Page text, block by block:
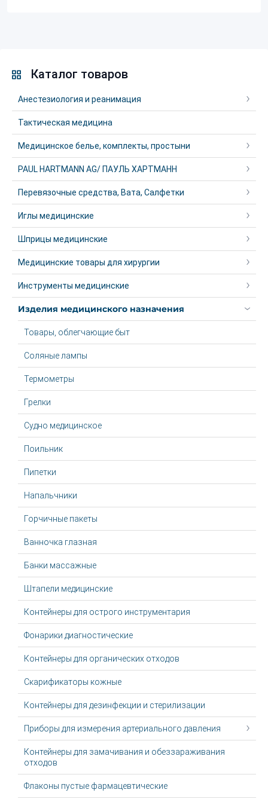
Каталог товаров
Анестезиология и реанимация
Тактическая медицина
Медицинское белье, комплекты, простыни
PAUL HARTMANN AG/ ПАУЛЬ ХАРТМАНН
Перевязочные средства, Вата, Салфетки
Иглы медицинские
Шприцы медицинские
Медицинские товары для хирургии
Инструменты медицинские
Изделия медицинского назначения
Товары, облегчающие быт
Соляные лампы
Термометры
Грелки
Судно медицинское
Поильник
Пипетки
Напальчники
Горчичные пакеты
Ванночка глазная
Банки массажные
Штапели медицинские
Контейнеры для острого инструментария
Фонарики диагностические
Контейнеры для органических отходов
Скарификаторы кожные
Контейнеры для дезинфекции и стерилизации
Приборы для измерения артериального давления
Контейнеры для замачивания и обеззараживания
отходов
Флаконы пустые фармацевтические